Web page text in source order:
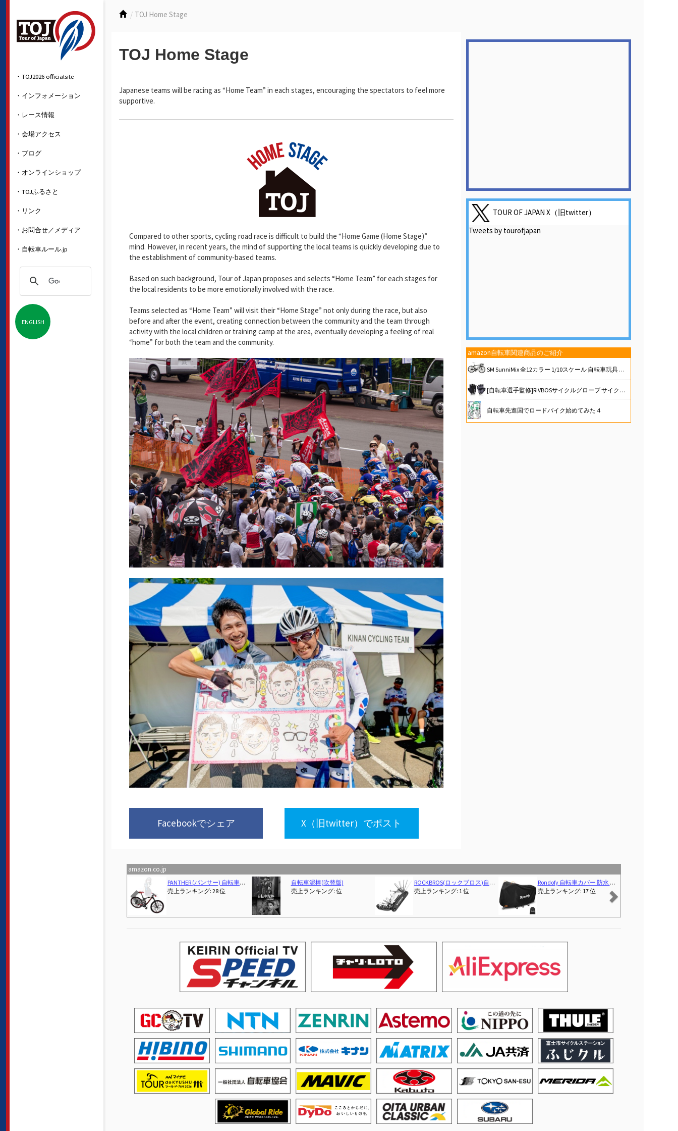
・TOJ2026 officialsite
・インフォメーション
・レース情報
・会場アクセス
・ブログ
・オンラインショップ
・TOJふるさと
・リンク
・お問合せ／メディア
・自転車ルール.jp
ENGLISH
TOJ Home Stage
TOJ Home Stage
Japanese teams will be racing as “Home Team” in each stages, encouraging the spectators to feel more
supportive.
Compared to other sports, cycling road race is difficult to build the “Home Game (Home Stage)”
mind. However, in recent years, the mind of supporting the local teams is quickly developing due to
the establishment of community-based teams.
Based on such background, Tour of Japan proposes and selects “Home Team” for each stages for
the local residents to be more emotionally involved with the race.
Teams selected as “Home Team” will visit their “Home Stage” not only during the race, but also
before and after the event, creating connection between the community and the team through
activity with the local children or training camp at the area, eventually developing a feeling of real
“home” for both the team and the community.
Facebookでシェア X（旧twitter）でポスト
TOUR OF JAPAN X（旧twitter）
Tweets by tourofjapan
amazon自転車関連商品のご紹介
SM SunniMix 全12カラー 1/10スケール 自転車玩具 ダイキャストバイクモデル, 黒#1
[自転車選手監修]RIVBOSサイクルグローブ サイクリング 自転車 ロードバイク グローブ 手袋 3D 立体 指切り gel入り 耐磨耗性 伸縮性 通気性 男女兼用 夏用 CHG001
自転車先進国でロードバイク始めてみた４
amazon.co.jp
PANTHER (パンサー) 自転車模型 おもちゃ 合金1:8スケール ロードバイク MTBマウンテンバイク 卓上置物 大きいサイズ (MTB)
売上ランキング: 28 位
自転車泥棒(吹替版)
売上ランキング: 位
ROCKBROS(ロックブロス)自転車 マルチツール 自転車工具セット 16in1 多機能 携帯 六角レンチ ソケット 高硬度 持ち運び便利 折りたたみ式携帯工具 ロードバイク MTB クロスバイク
売上ランキング: 1 位
Rondofy 自転車カバー 防水 厚手 破れにくい 【820g 420D 厚手モデル】【 使い捨てバイクカバーにサヨナラ！】 最新型 4箇ワンタッチバックル 風飛び防止 全天候対応 雨避け UV加工 盗難防止 29インチまで対応
売上ランキング: 17 位
Previous Next